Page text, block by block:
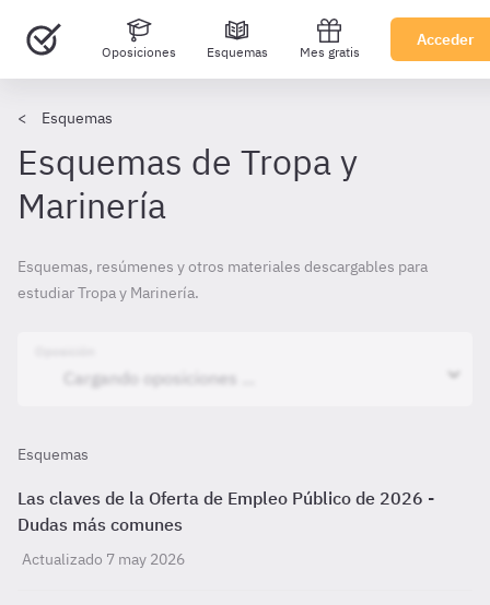
Oposiciones Esquemas Mes gratis
Acceder
Esquemas
Esquemas de Tropa y
Marinería
Esquemas, resúmenes y otros materiales descargables para
estudiar Tropa y Marinería.
Esquemas
Las claves de la Oferta de Empleo Público de 2026 -
Dudas más comunes
Actualizado 7 may 2026